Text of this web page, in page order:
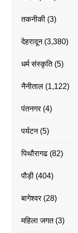
तकनीकी(3)
देहरादून(3,380)
धर्म संस्कृति(5)
नैनीताल(1,122)
पंतनगर(4)
पर्यटन(5)
पिथौरागढ(82)
पौड़ी(404)
बागेश्वर(28)
महिला जगत(3)